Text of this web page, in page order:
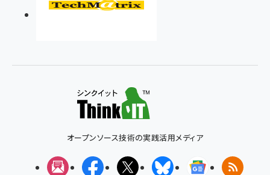
オープンソース技術の実践活用メディア
メルマガFacebookX(エックス)BlueskyGoogleニュ
RSS